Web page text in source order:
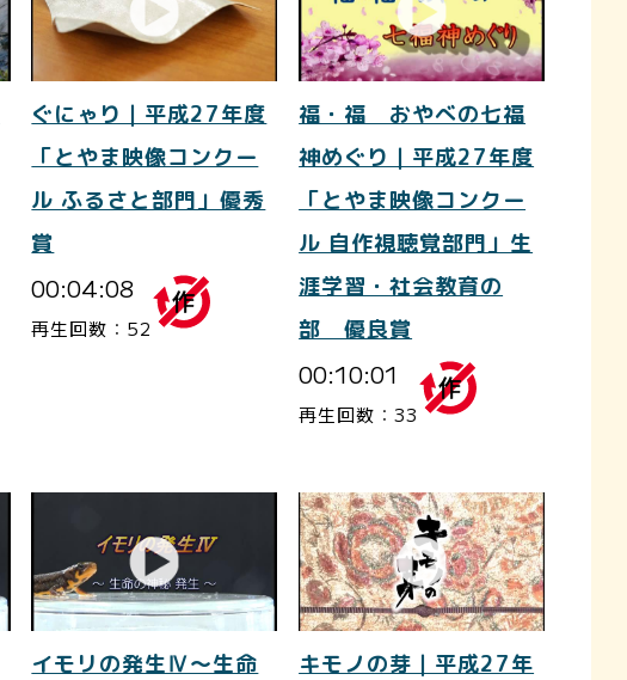
ぐにゃり｜平成27年度
「とやま映像コンクー
ル ふるさと部門」優秀
賞
00:04:08
再生回数：52
福・福 おやべの七福
神めぐり｜平成27年度
「とやま映像コンクー
ル 自作視聴覚部門」生
涯学習・社会教育の
部 優良賞
00:10:01
再生回数：33
イモリの発生Ⅳ～生命
キモノの芽｜平成27年